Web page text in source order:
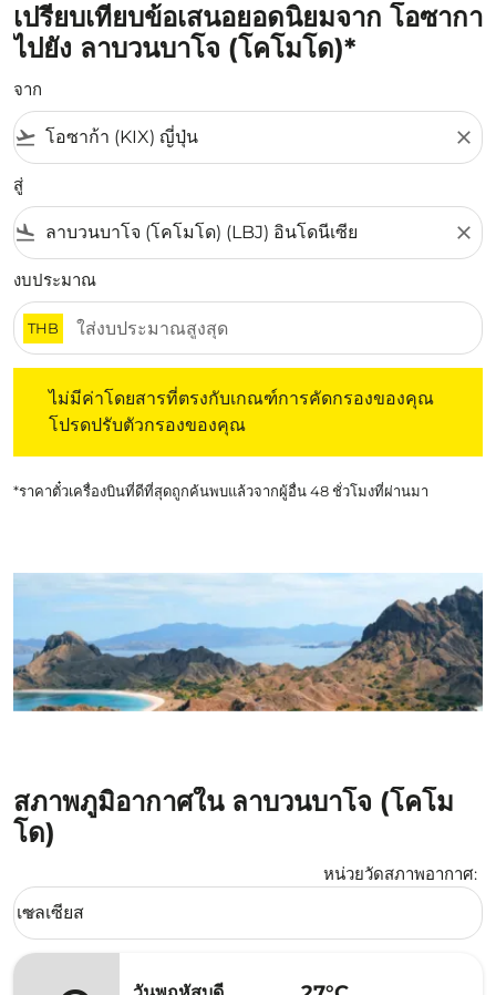
เปรียบเทียบข้อเสนอยอดนิยมจาก โอซากา
ไปยัง ลาบวนบาโจ (โคโมโด)*
จาก
flight_takeoff close
สู่
flight_land close
งบประมาณ
THB
ไม่มีค่าโดยสารที่ตรงกับเกณฑ์การคัดกรองของคุณ
โปรดปรับตัวกรองของคุณ
*ราคาตั๋วเครื่องบินที่ดีที่สุดถูกค้นพบแล้วจากผู้อื่น 48 ชั่วโมงที่ผ่านมา
สภาพภูมิอากาศใน ลาบวนบาโจ (โคโม
โด)
หน่วยวัดสภาพอากาศ:
Weather unit option เซลเซียส Selected
เซลเซียส
keyboard_arrow_down